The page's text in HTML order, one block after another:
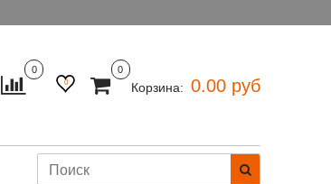
0
0
0
Корзина: 0.00 руб